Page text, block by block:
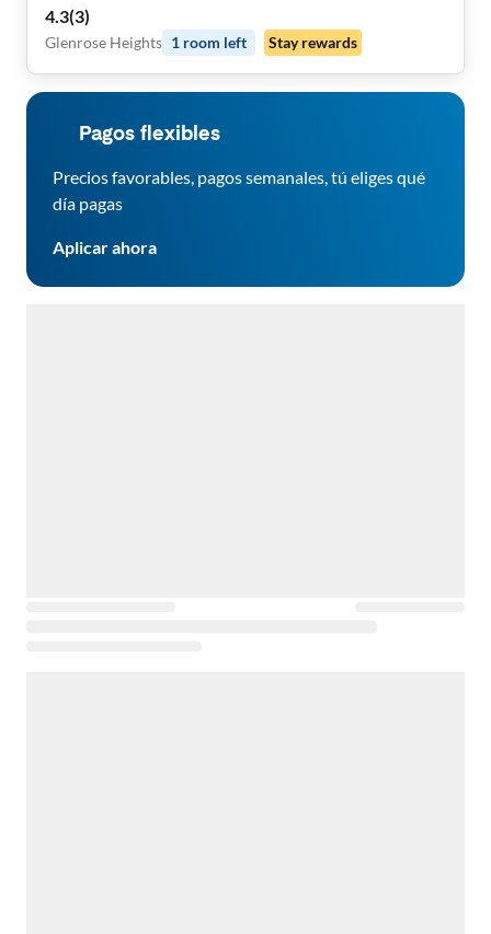
4.3(3)
Glenrose Heights 1 room left Stay rewards
Pagos flexibles
Precios favorables, pagos semanales, tú eliges qué
día pagas
Aplicar ahora